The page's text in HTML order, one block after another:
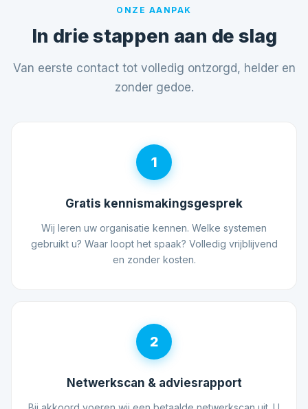
ONZE AANPAK
In drie stappen aan de slag
Van eerste contact tot volledig ontzorgd, helder en
zonder gedoe.
1
Gratis kennismakingsgesprek
Wij leren uw organisatie kennen. Welke systemen
gebruikt u? Waar loopt het spaak? Volledig vrijblijvend
en zonder kosten.
2
Netwerkscan & adviesrapport